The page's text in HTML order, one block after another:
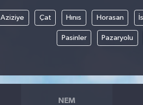
Aziziye Çat Hınıs Horasan
Pasinler Pazaryolu
NEM